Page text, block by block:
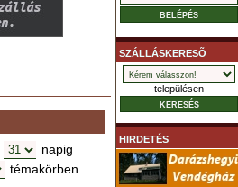
napig
témakörben
SZÁLLÁSKERESÕ
településen
HIRDETÉS